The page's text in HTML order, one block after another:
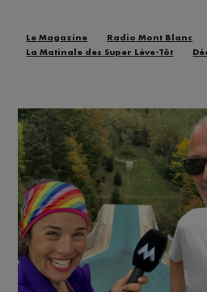
Le Magazine Radio Mont Blanc
La Matinale des Super Lève-Tôt